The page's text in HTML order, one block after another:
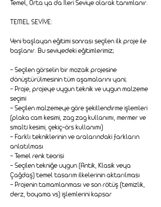
Temel, Orta ya da İleri Seviye olarak tanımlanır.
TEMEL SEVİYE:
Yeni başlayan eğitimi sonrası seçilen ilk proje ile
başlanır. Bu seviyedeki eğitimlerimiz;
- Seçilen görselin bir mozaik projesine
dönüştürülmesinin tüm aşamalarını yani;
- Proje, projeye uygun teknik ve uygun malzeme
seçimi
- Seçilen malzemeye göre şekillendirme işlemleri
(plaka cam kesimi, zag zag kullanımı, mermer ve
smalti kesimi, çekiç-örs kullanımı)
- Farklı tekniklerinin ve aralarındaki farkların
anlatılması
- Temel renk teorisi
- Seçilen tekniğe uygun (Antik, Klasik veya
Çağdaş) temel tasarım ilkelerinin aktarılması
- Projenin tamamlanması ve son rötüş (temizlik,
derz, boyama vs) işlemlerini kapsar